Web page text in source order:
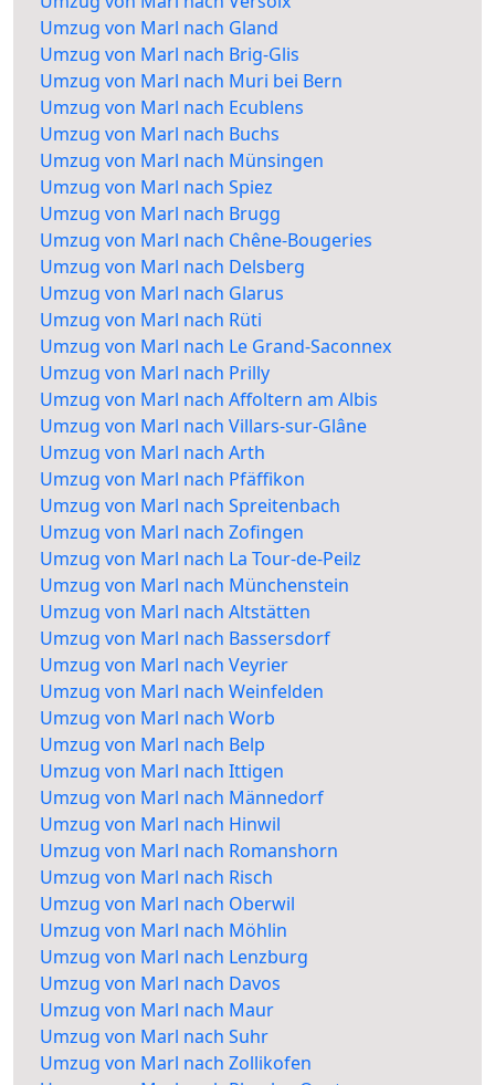
Umzug von Marl nach Gland
Umzug von Marl nach Brig-Glis
Umzug von Marl nach Muri bei Bern
Umzug von Marl nach Ecublens
Umzug von Marl nach Buchs
Umzug von Marl nach Münsingen
Umzug von Marl nach Spiez
Umzug von Marl nach Brugg
Umzug von Marl nach Chêne-Bougeries
Umzug von Marl nach Delsberg
Umzug von Marl nach Glarus
Umzug von Marl nach Rüti
Umzug von Marl nach Le Grand-Saconnex
Umzug von Marl nach Prilly
Umzug von Marl nach Affoltern am Albis
Umzug von Marl nach Villars-sur-Glâne
Umzug von Marl nach Arth
Umzug von Marl nach Pfäffikon
Umzug von Marl nach Spreitenbach
Umzug von Marl nach Zofingen
Umzug von Marl nach La Tour-de-Peilz
Umzug von Marl nach Münchenstein
Umzug von Marl nach Altstätten
Umzug von Marl nach Bassersdorf
Umzug von Marl nach Veyrier
Umzug von Marl nach Weinfelden
Umzug von Marl nach Worb
Umzug von Marl nach Belp
Umzug von Marl nach Ittigen
Umzug von Marl nach Männedorf
Umzug von Marl nach Hinwil
Umzug von Marl nach Romanshorn
Umzug von Marl nach Risch
Umzug von Marl nach Oberwil
Umzug von Marl nach Möhlin
Umzug von Marl nach Lenzburg
Umzug von Marl nach Davos
Umzug von Marl nach Maur
Umzug von Marl nach Suhr
Umzug von Marl nach Zollikofen